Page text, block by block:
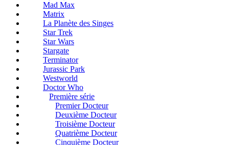
Mad Max
Matrix
La Planète des Singes
Star Trek
Star Wars
Stargate
Terminator
Jurassic Park
Westworld
Doctor Who
Première série
Premier Docteur
Deuxième Docteur
Troisième Docteur
Quatrième Docteur
Cinquième Docteur